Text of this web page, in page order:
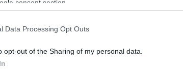
consent section.
Data Processing Opt Outs
opt-out of the Sharing of my personal data.
Συζήτηση Ελλάδας – Ολλανδίας για το
και 6 ναρκοθηρευτικών
ΑΝΑΡΤΗΘΗΚΕ ΑΠΟΕΛΕΑΝΑ ΖΑΜΠΑΡΑ 29 ΟΚΤΩΒΡΊΟΥ 2021